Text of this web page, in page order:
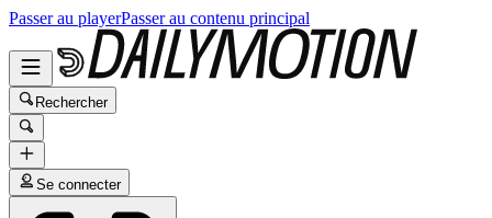
Passer au playerPasser au contenu principal
Rechercher
Se connecter